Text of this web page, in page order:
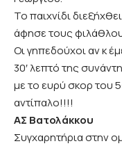
Το παιχνίδι
άφησε τους
Οι γηπεδούχοι αν κ
30′ λεπτό της
με το ευρύ σκορ του
αντίπαλο!!!!
ΑΣ Βατολάκκου
Συγχαρητήρια στην